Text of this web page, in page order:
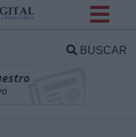
BUSCAR